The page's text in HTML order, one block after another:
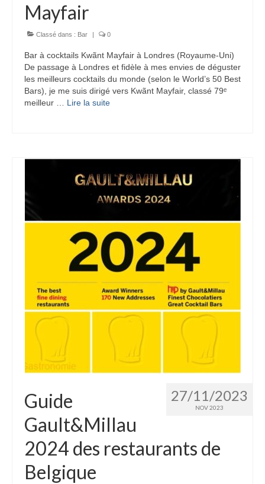
Mayfair
Classé dans : Bar | 0
Bar à cocktails Kwãnt Mayfair à Londres (Royaume-Uni)
De passage à Londres et fidèle à mes envies de déguster
les meilleurs cocktails du monde (selon le World’s 50 Best
Bars), je me suis dirigé vers Kwãnt Mayfair, classé 79ᵉ
meilleur … Lire la suite­­
27/11/2023
NOV 2023
Guide
Gault&Millau
2024 des restaurants de
Belgique